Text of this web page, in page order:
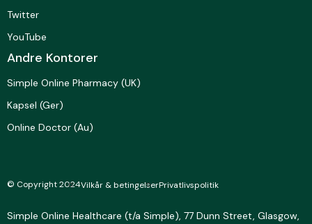
Twitter
YouTube
Andre Kontorer
Simple Online Pharmacy (UK)
Kapsel (Ger)
Online Doctor (Au)
© Copyright 2024Vilkår & betingelserPrivatlivspolitik
Simple Online Healthcare (t/a Simple), 77 Dunn Street, Glasgow,